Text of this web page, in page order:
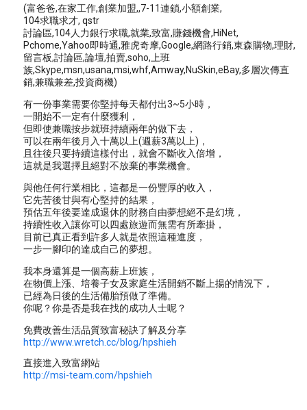
(富爸爸,在家工作,創業加盟,,7-11連鎖,小額創業,
104求職求才, qstr
討論區,104人力銀行求職,就業,致富,賺錢機會,HiNet,
Pchome,Yahoo即時通,雅虎奇摩,Google,網路行銷,東森購物,理財,
留言板,討論區,論壇,拍賣,soho,上班
族,Skype,msn,usana,msi,whf,Amway,NuSkin,eBay,多層次傳直
銷,兼職兼差,投資商機)
有一份事業需要你堅持每天都付出3~5小時，
一開始不一定有什麼獲利，
但即使兼職按步就班持續兩年的做下去，
可以在兩年後月入十萬以上(週薪3萬以上)，
且往後只要持續這樣付出，就會不斷收入倍增，
這就是我選擇且絕對不放棄的事業機會。
與他任何行業相比，這都是一份豐厚的收入，
它先苦後甘與有心堅持的結果，
預估五年後要達成退休的財務自由夢想絕不是幻境，
持續性收入讓你可以四處旅遊而無需有所牽掛，
目前已真正看到許多人就是依照這種進度，
一步一腳印的達成自己的夢想。
我本身還算是一個高薪上班族，
在物價上漲、培養子女及家庭生活開銷不斷上揚的情況下，
已經為日後的生活備胎預做了準備。
你呢？你是否是我在找的成功人士呢？
免費改善生活品質致富秘訣了解及分享
http://www.wretch.cc/blog/hpshieh
直接進入致富網站
http://msi-team.com/hpshieh